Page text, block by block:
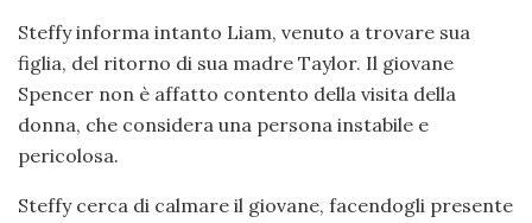
Steffy informa intanto Liam, venuto a trovare sua
figlia, del ritorno di sua madre Taylor. Il giovane
Spencer non è affatto contento della visita della
donna, che considera una persona instabile e
pericolosa.
Steffy cerca di calmare il giovane, facendogli presente